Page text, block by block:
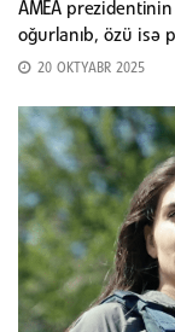
AMEA
oğurlanıb, özü isə
20 OKTYABR 2025